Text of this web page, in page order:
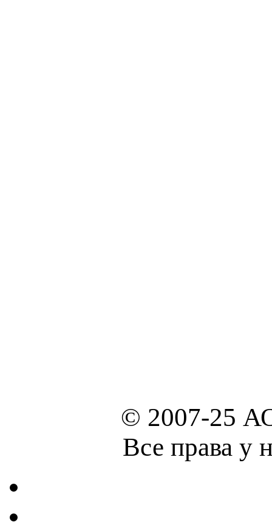
© 2007-25
Все права у